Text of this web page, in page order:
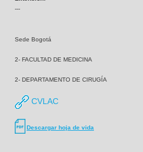
---
Sede Bogotá
2- FACULTAD DE MEDICINA
2- DEPARTAMENTO DE CIRUGÍA
CVLAC
Descargar hoja de vida